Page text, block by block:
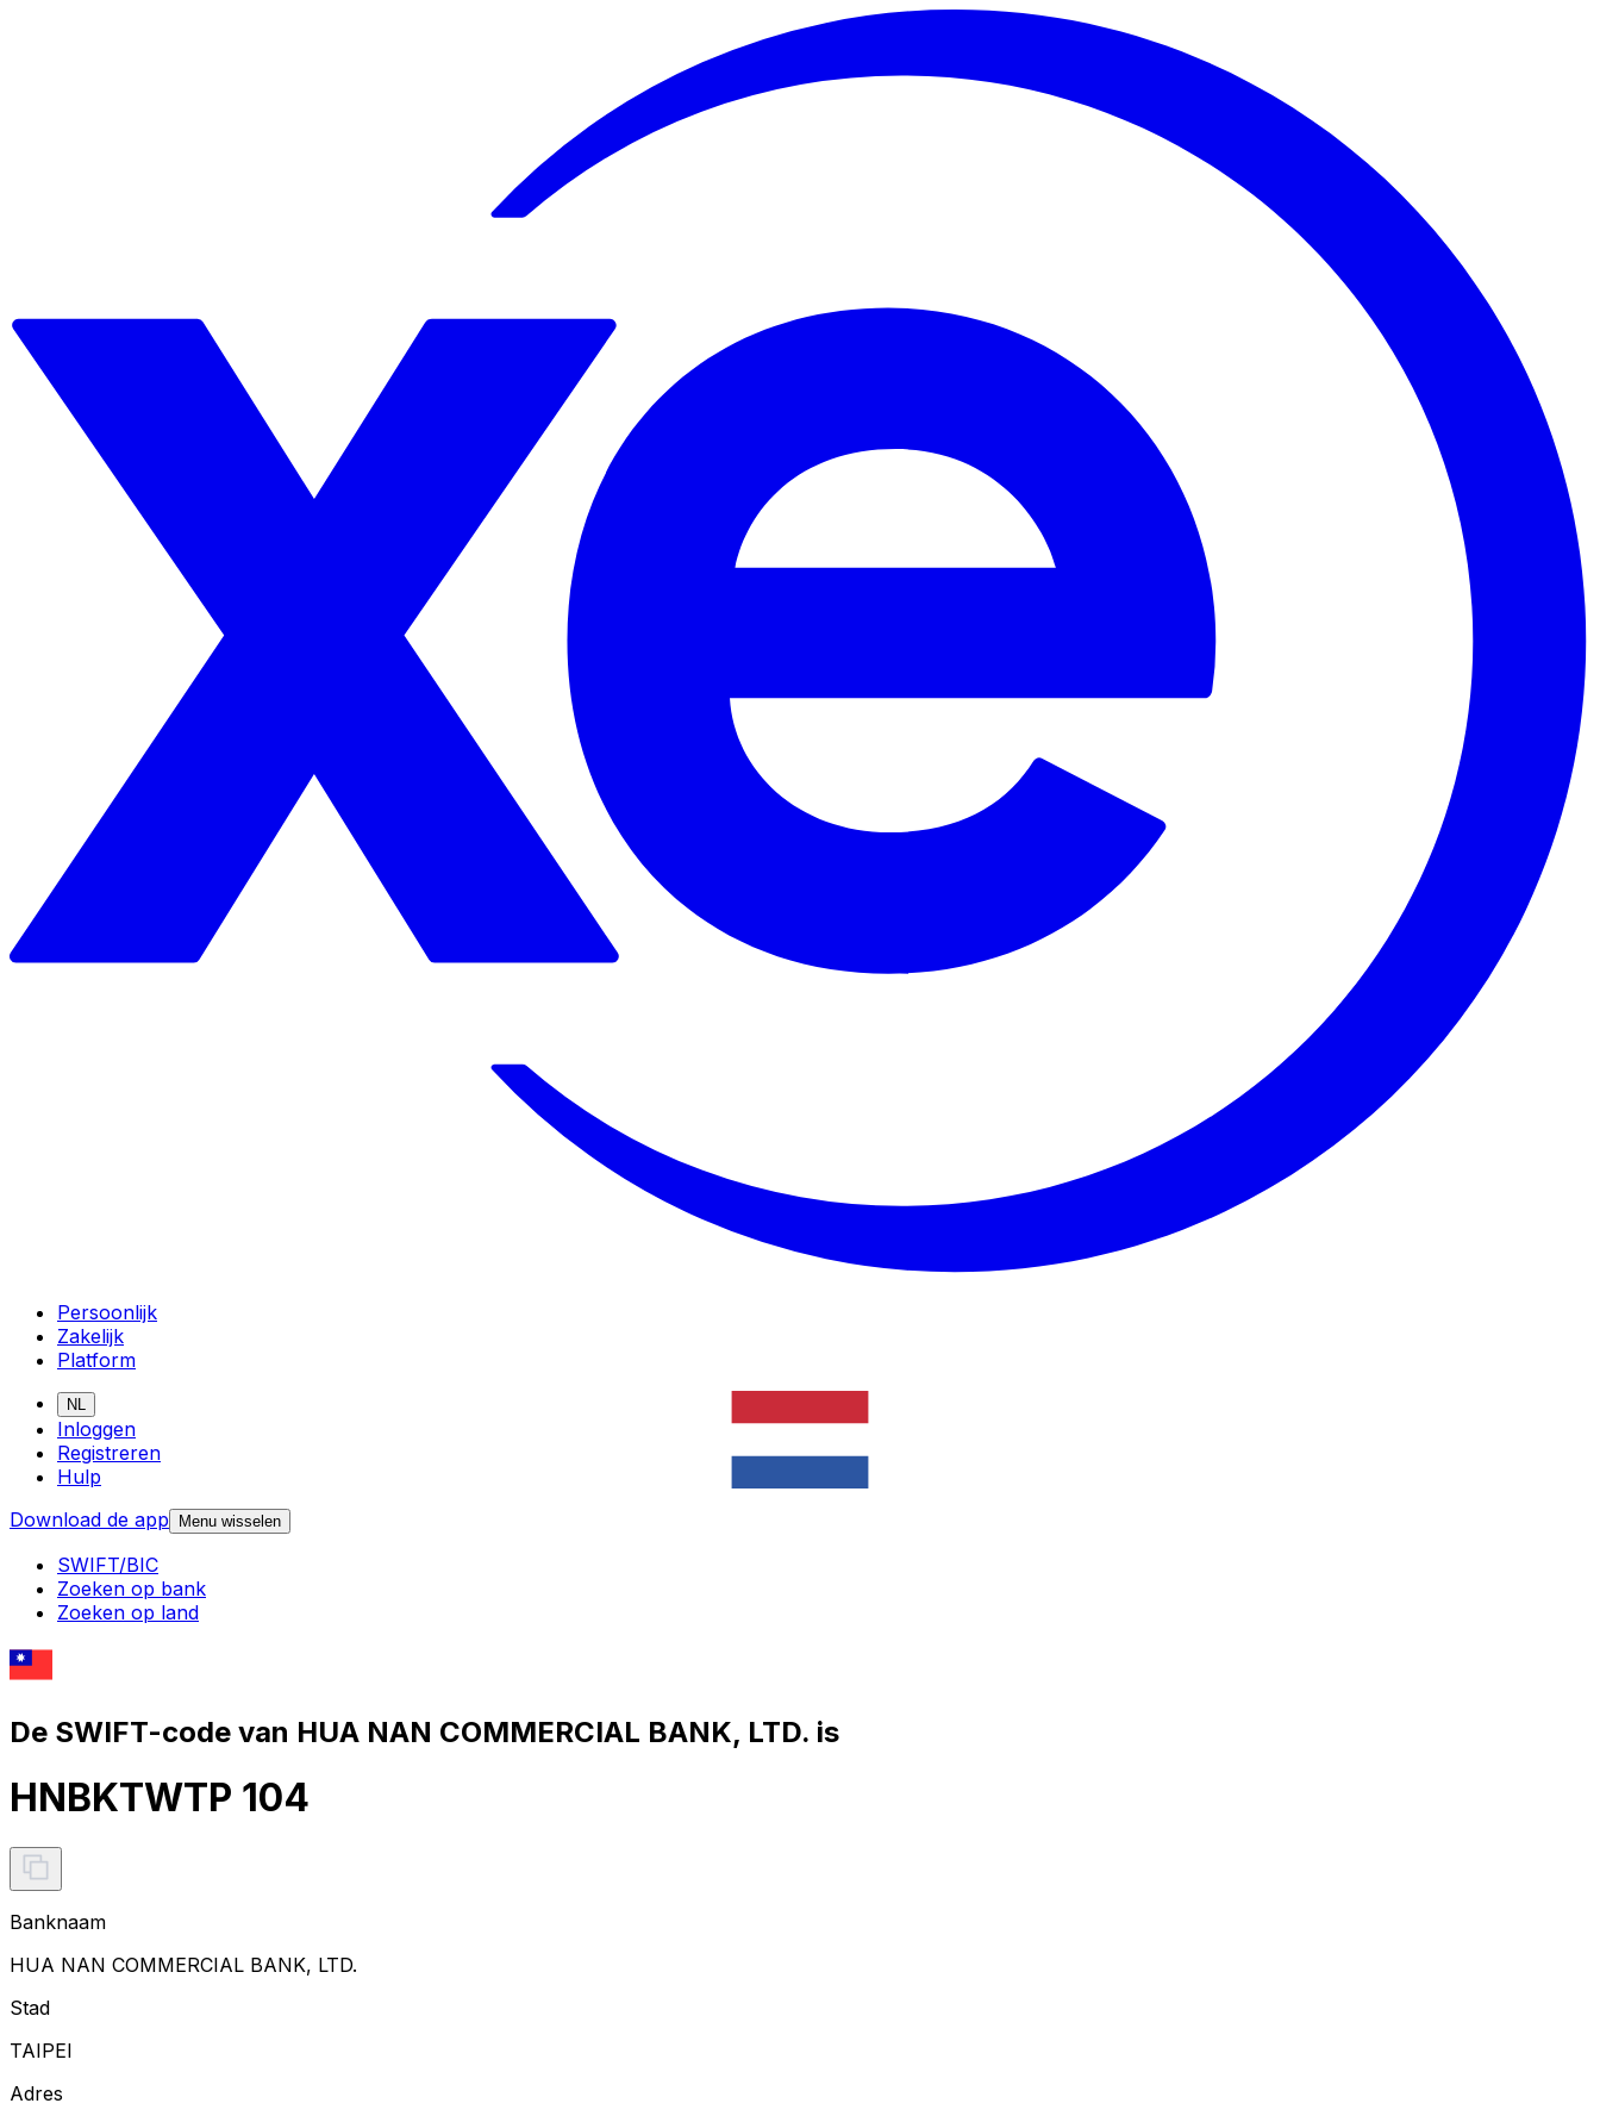
Persoonlijk
Zakelijk
Platform
NL
Inloggen
Registreren
Hulp
Download de app
Menu wisselen
SWIFT/BIC
Zoeken op bank
Zoeken op land
De SWIFT-code van HUA NAN COMMERCIAL BANK, LTD. is
HNBKTWTP 104
Banknaam
HUA NAN COMMERCIAL BANK, LTD.
Stad
TAIPEI
Adres